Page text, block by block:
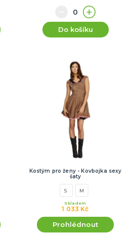
Do košíku
Kostým pro ženy - Kovbojka sexy
šaty
S M
1 033 Kč
Skladem
Prohlédnout